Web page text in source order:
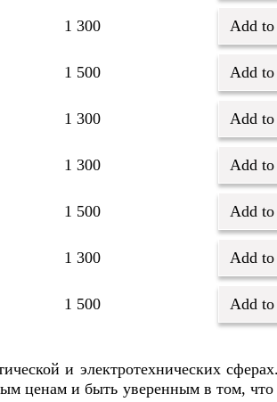
1 300 Add to
1 500 Add to
1 300 Add to
1 300 Add to
1 500 Add to
1 300 Add to
1 500 Add to
и электротехнических
ценам и быть уверенным в том, что